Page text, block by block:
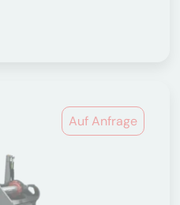
Auf Anfrage